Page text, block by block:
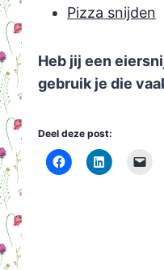
Pizza snijden
Heb jij een
gebruik je die
Deel deze post: